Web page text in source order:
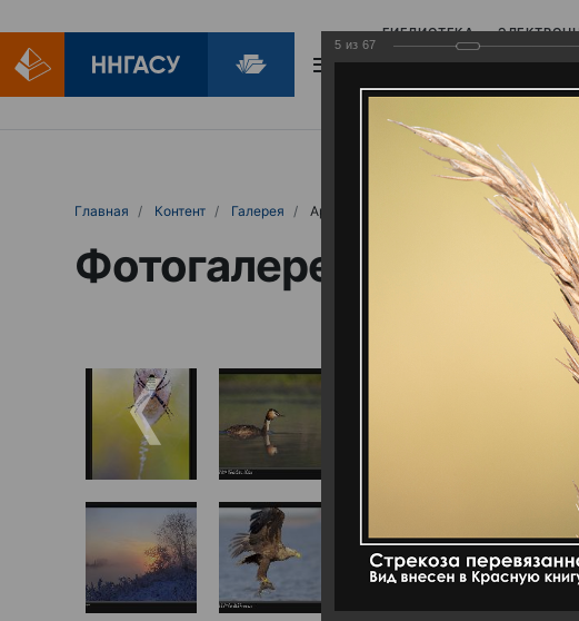
БИБЛИОТЕКА
БИБЛИОПОМОЩЬ
Главная Контент Галерея Артемовские луга – жемчужина Нижегородского Поволжья
Фотогалерея
5 из 67